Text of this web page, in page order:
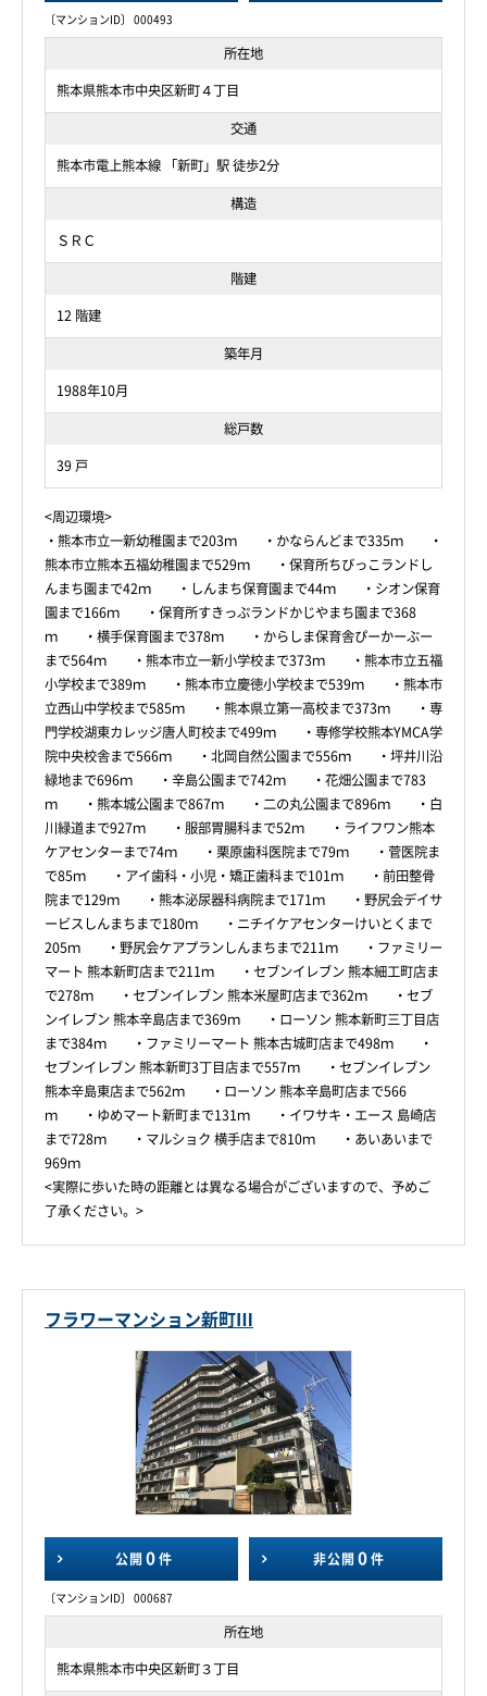
〔マンションID〕 000493
所在地
熊本県熊本市中央区新町４丁目
交通
熊本市電上熊本線 「新町」駅 徒歩2分
構造
ＳＲＣ
階建
12 階建
築年月
1988年10月
総戸数
39 戸
<周辺環境>
・熊本市立一新幼稚園まで203ｍ ・かならんどまで335ｍ ・
熊本市立熊本五福幼稚園まで529ｍ ・保育所ちびっこランドし
んまち園まで42ｍ ・しんまち保育園まで44ｍ ・シオン保育
園まで166ｍ ・保育所すきっぷランドかじやまち園まで368
ｍ ・横手保育園まで378ｍ ・からしま保育舎ぴーかーぶー
まで564ｍ ・熊本市立一新小学校まで373ｍ ・熊本市立五福
小学校まで389ｍ ・熊本市立慶徳小学校まで539ｍ ・熊本市
立西山中学校まで585ｍ ・熊本県立第一高校まで373ｍ ・専
門学校湖東カレッジ唐人町校まで499ｍ ・専修学校熊本YMCA学
院中央校舎まで566ｍ ・北岡自然公園まで556ｍ ・坪井川沿
緑地まで696ｍ ・辛島公園まで742ｍ ・花畑公園まで783
ｍ ・熊本城公園まで867ｍ ・二の丸公園まで896ｍ ・白
川緑道まで927ｍ ・服部胃腸科まで52ｍ ・ライフワン熊本
ケアセンターまで74ｍ ・栗原歯科医院まで79ｍ ・菅医院ま
で85ｍ ・アイ歯科・小児・矯正歯科まで101ｍ ・前田整骨
院まで129ｍ ・熊本泌尿器科病院まで171ｍ ・野尻会デイサ
ービスしんまちまで180ｍ ・ニチイケアセンターけいとくまで
205ｍ ・野尻会ケアプランしんまちまで211ｍ ・ファミリー
マート 熊本新町店まで211ｍ ・セブンイレブン 熊本細工町店ま
で278ｍ ・セブンイレブン 熊本米屋町店まで362ｍ ・セブ
ンイレブン 熊本辛島店まで369ｍ ・ローソン 熊本新町三丁目店
まで384ｍ ・ファミリーマート 熊本古城町店まで498ｍ ・
セブンイレブン 熊本新町3丁目店まで557ｍ ・セブンイレブン
熊本辛島東店まで562ｍ ・ローソン 熊本辛島町店まで566
ｍ ・ゆめマート新町まで131ｍ ・イワサキ・エース 島崎店
まで728ｍ ・マルショク 横手店まで810ｍ ・あいあいまで
969ｍ
<実際に歩いた時の距離とは異なる場合がございますので、予めご
了承ください。>
フラワーマンション新町Ⅲ
公開 0 件 非公開 0 件
〔マンションID〕 000687
所在地
熊本県熊本市中央区新町３丁目